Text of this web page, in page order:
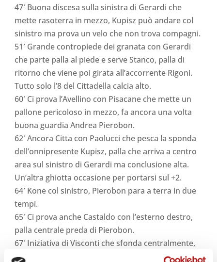
47′ Buona discesa sulla sinistra di Gerardi che
mette rasoterra in mezzo, Kupisz può andare col
sinistro ma prova un velo che non trova compagni.
51′ Grande contropiede dei granata con Gerardi
che parte palla al piede e serve Stanco, palla di
ritorno che viene poi girata all’accorrente Rigoni.
Tutto solo l’8 del Cittadella calcia alto.
60′ Ci prova l’Avellino con Pisacane che mette un
pallone pericoloso in mezzo, fa ancora una volta
buona guardia Andrea Pierobon.
62′ Ancora Citta con Paolucci che pesca la sponda
dell’onnipresente Kupisz, palla che arriva a centro
area sul sinistro di Gerardi ma conclusione alta.
Un’altra ghiotta occasione per portarsi sul +2.
64′ Kone col sinistro, Pierobon para a terra in due
tempi.
65′ Ci prova anche Castaldo con l’esterno destro,
palla centrale preda di Pierobon.
67′ Iniziativa di Visconti che sfonda centralmente,
Rigoni lo atterra e prende il giallo. Punizione